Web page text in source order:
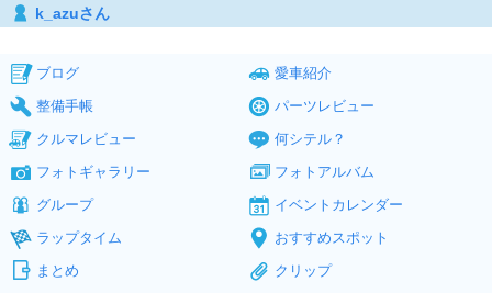
k_azuさん
ブログ
愛車紹介
整備手帳
パーツレビュー
クルマレビュー
何シテル？
フォトギャラリー
フォトアルバム
グループ
イベントカレンダー
ラップタイム
おすすめスポット
まとめ
クリップ